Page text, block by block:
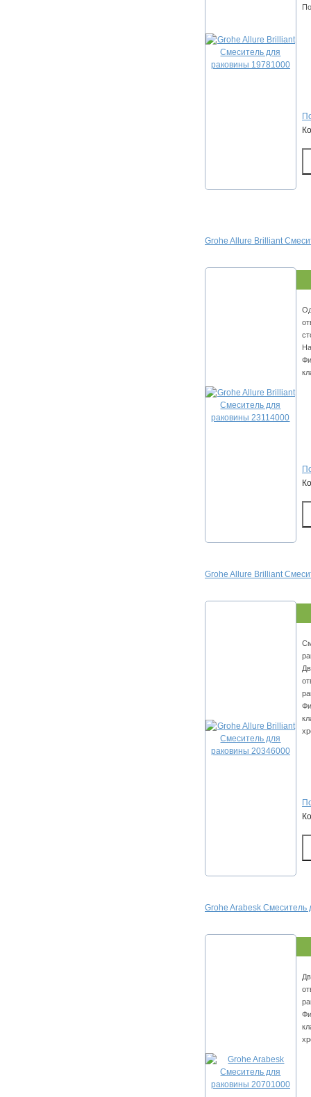
Grohe Allure Brilliant
Grohe Allure Brilliant
Grohe Arabesk